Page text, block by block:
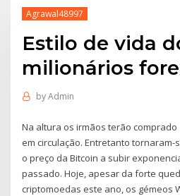
Agrawal48997
Estilo de vida
milionários
byAdmin
Na altura os irmãos terão comprado
em circulação. Entretanto
o preço da Bitcoin a subir
passado. Hoje, apesar da forte
criptomoedas este ano, os gémeos